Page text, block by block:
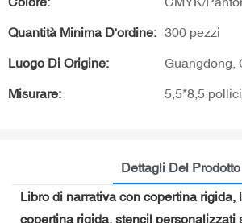
Quantità Minima D'ordine: 300 pezzi
Luogo Di Origine: Guangdong,
Misurare: 5,5*8,5
Dettagli Del Prodotto
Libro di narrativa con copertina rigida,
copertina rigida, stencil personalizzati